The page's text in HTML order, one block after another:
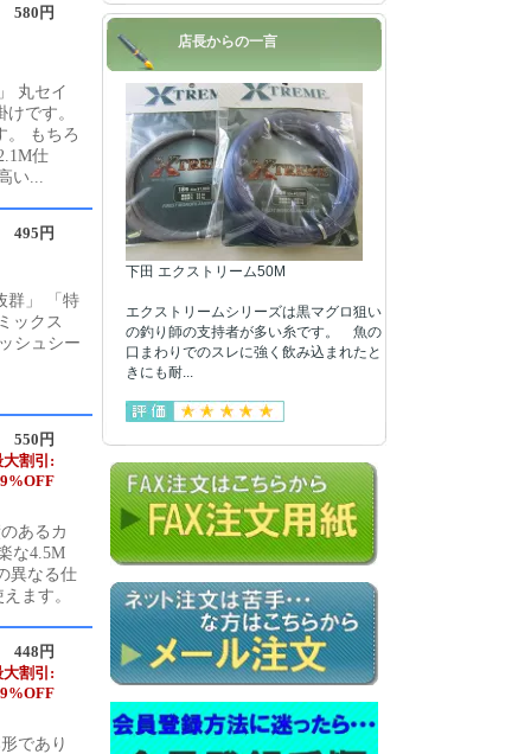
580円
丸セイ
です。
。 もちろ
仕
い...
495円
群」 「特
ックス
シュシー
550円
大割引:
9%OFF
あるカ
な4.5M
異なる仕
ます。
448円
大割引:
9%OFF
であり
店長からの一言
下田 エクストリーム50M
エクストリームシリーズは黒マグロ狙い
の釣り師の支持者が多い糸です。 魚の
口まわりでのスレに強く飲み込まれたと
きにも耐...